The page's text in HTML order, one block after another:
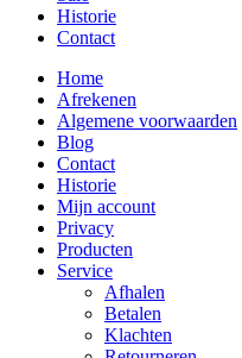
Historie
Contact
Home
Afrekenen
Algemene voorwaarden
Blog
Contact
Historie
Mijn account
Privacy
Producten
Service
Afhalen
Betalen
Klachten